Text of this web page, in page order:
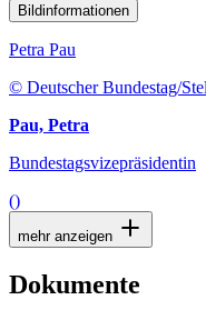
Bildinformationen
Petra Pau
© Deutscher Bundestag/
Pau, Petra
Bundestagsvizepräsidentin
()
mehr anzeigen
Dokumente